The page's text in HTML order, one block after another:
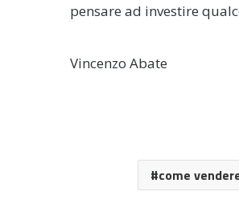
pensare ad investire
Vincenzo Abate
come